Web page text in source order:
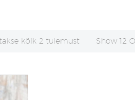
Show 12
kõik 2 tulemustSorditud